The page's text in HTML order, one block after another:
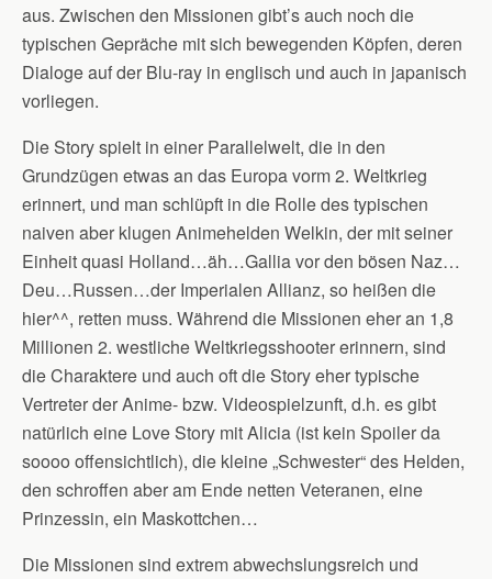
aus. Zwischen den Missionen gibt’s auch noch die
typischen Gepräche mit sich bewegenden Köpfen, deren
Dialoge auf der Blu-ray in englisch und auch in japanisch
vorliegen.
Die Story spielt in einer Parallelwelt, die in den
Grundzügen etwas an das Europa vorm 2. Weltkrieg
erinnert, und man schlüpft in die Rolle des typischen
naiven aber klugen Animehelden Welkin, der mit seiner
Einheit quasi Holland…äh…Gallia vor den bösen Naz…
Deu…Russen…der Imperialen Allianz, so heißen die
hier^^, retten muss. Während die Missionen eher an 1,8
Millionen 2. westliche Weltkriegsshooter erinnern, sind
die Charaktere und auch oft die Story eher typische
Vertreter der Anime- bzw. Videospielzunft, d.h. es gibt
natürlich eine Love Story mit Alicia (ist kein Spoiler da
soooo offensichtlich), die kleine „Schwester“ des Helden,
den schroffen aber am Ende netten Veteranen, eine
Prinzessin, ein Maskottchen…
Die Missionen sind extrem abwechslungsreich und